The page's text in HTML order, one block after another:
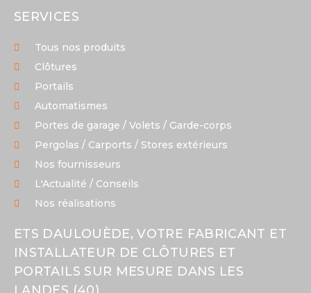
SERVICES
Tous nos produits
Clôtures
Portails
Automatismes
Portes de garage / Volets / Garde-corps
Pergolas / Carports / Stores extérieurs
Nos fournisseurs
L'Actualité / Conseils
Nos réalisations
ETS DAULOUÈDE, VOTRE FABRICANT ET
INSTALLATEUR DE CLÔTURES ET
PORTAILS SUR MESURE DANS LES